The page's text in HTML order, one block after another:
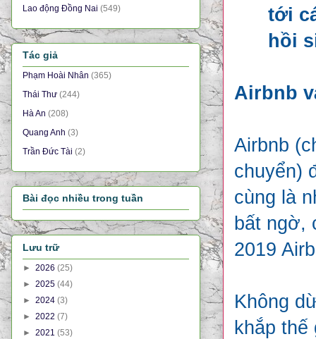
tới
hồi
Airbnb
Airbnb
chuyển)
cùng là
bất ngờ,
2019
Không
khắp
Lao động Đồng Nai (549)
Tác giả
Phạm Hoài Nhân (365)
Thái Thư (244)
Hà An (208)
Quang Anh (3)
Trần Đức Tài (2)
Bài đọc nhiều trong tuần
Lưu trữ
► 2026 (25)
► 2025 (44)
► 2024 (3)
► 2022 (7)
► 2021 (53)